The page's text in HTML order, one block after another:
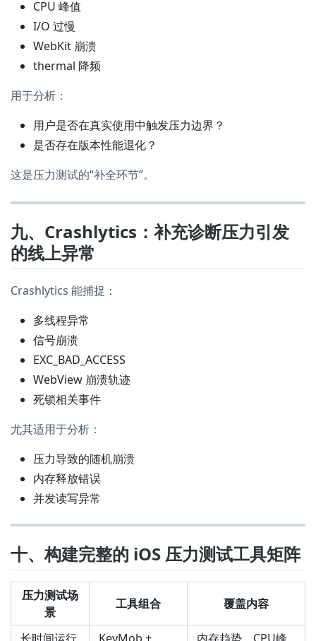
CPU 峰值
I/O 过慢
WebKit 崩溃
thermal 降频
用于分析：
用户是否在真实使用中触发压力边界？
是否存在版本性能退化？
这是压力测试的“补全环节”。
九、Crashlytics：补充诊断压力引发
的线上异常
Crashlytics 能捕捉：
多线程异常
信号崩溃
EXC_BAD_ACCESS
WebView 崩溃轨迹
死锁相关事件
尤其适用于分析：
压力导致的随机崩溃
内存释放错误
并发读写异常
十、构建完整的 iOS 压力测试工具矩阵
压力测试场
景
工具组合 覆盖内容